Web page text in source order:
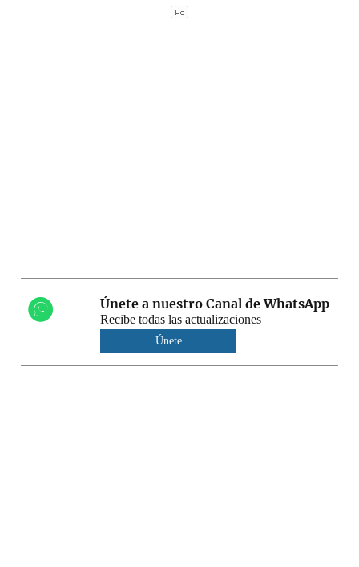
Únete a nuestro Canal de WhatsApp
Recibe todas las actualizaciones
Únete